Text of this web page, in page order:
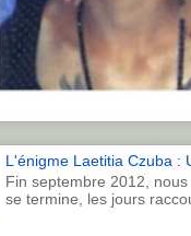
L'énigme Laetitia Czuba :
Fin septembre 2012,
se termine, les jours